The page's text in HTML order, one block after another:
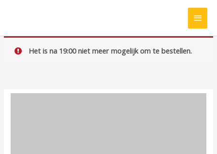
inhoud
Het is na 19:00 niet meer mogelijk om te bestellen.